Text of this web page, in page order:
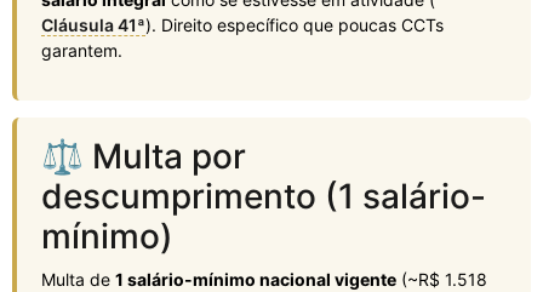
Cláusula 41ª). Direito específico que poucas CCTs
garantem.
⚖️ Multa por
descumprimento (1 salário-
mínimo)
Multa de 1 salário-mínimo nacional vigente (~R$ 1.518